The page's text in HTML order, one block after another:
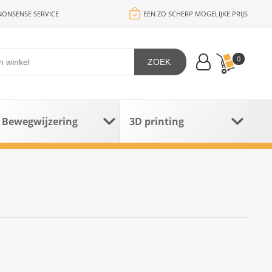
SERVICE EEN ZO SCHERP MOGELIJKE PRIJS
0
ZOEK
Bewegwijzering 3D printing